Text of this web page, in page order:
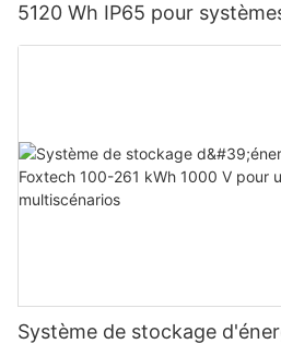
5120 Wh IP65 pour
d'énergie solaire domestique
Système de stockage